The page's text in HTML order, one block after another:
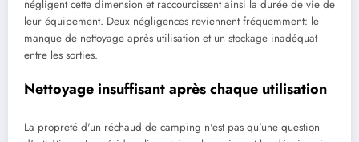
négligent cette dimension et raccourcissent ainsi la durée de vie de
leur équipement. Deux négligences reviennent fréquemment: le
manque de nettoyage après utilisation et un stockage inadéquat
entre les sorties.
Nettoyage insuffisant après chaque utilisation
La propreté d'un réchaud de camping n'est pas qu'une question